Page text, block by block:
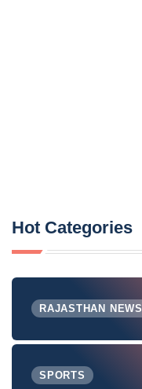
Hot Categories
RAJASTHAN NEWS
SPORTS